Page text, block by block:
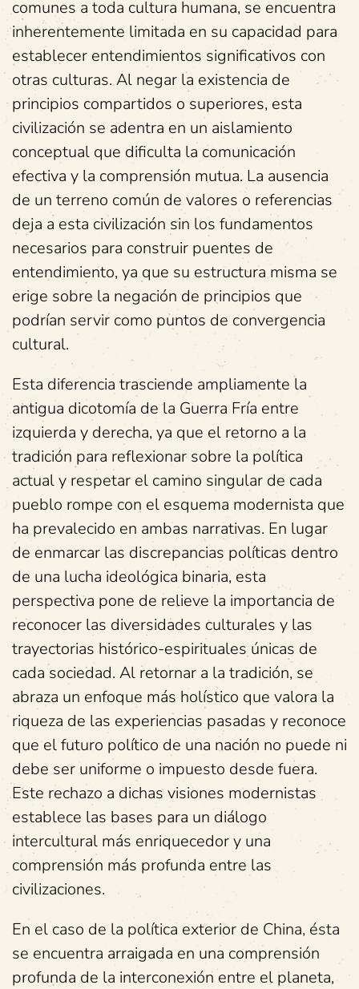
comunes a toda cultura humana, se encuentra
inherentemente limitada en su capacidad para
establecer entendimientos significativos con
otras culturas. Al negar la existencia de
principios compartidos o superiores, esta
civilización se adentra en un aislamiento
conceptual que dificulta la comunicación
efectiva y la comprensión mutua. La ausencia
de un terreno común de valores o referencias
deja a esta civilización sin los fundamentos
necesarios para construir puentes de
entendimiento, ya que su estructura misma se
erige sobre la negación de principios que
podrían servir como puntos de convergencia
cultural.
Esta diferencia trasciende ampliamente la
antigua dicotomía de la Guerra Fría entre
izquierda y derecha, ya que el retorno a la
tradición para reflexionar sobre la política
actual y respetar el camino singular de cada
pueblo rompe con el esquema modernista que
ha prevalecido en ambas narrativas. En lugar
de enmarcar las discrepancias políticas dentro
de una lucha ideológica binaria, esta
perspectiva pone de relieve la importancia de
reconocer las diversidades culturales y las
trayectorias histórico-espirituales únicas de
cada sociedad. Al retornar a la tradición, se
abraza un enfoque más holístico que valora la
riqueza de las experiencias pasadas y reconoce
que el futuro político de una nación no puede ni
debe ser uniforme o impuesto desde fuera.
Este rechazo a dichas visiones modernistas
establece las bases para un diálogo
intercultural más enriquecedor y una
comprensión más profunda entre las
civilizaciones.
En el caso de la política exterior de China, ésta
se encuentra arraigada en una comprensión
profunda de la interconexión entre el planeta,